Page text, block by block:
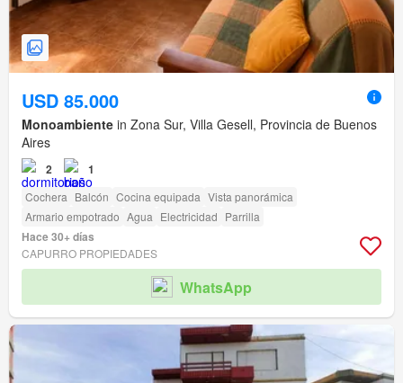
USD 85.000
Monoambiente in Zona Sur, Villa Gesell, Provincia de Buenos
Aires
2 1
Cochera Balcón Cocina equipada Vista panorámica
Armario empotrado Agua Electricidad Parrilla
Hace 30+ días
CAPURRO PROPIEDADES
WhatsApp